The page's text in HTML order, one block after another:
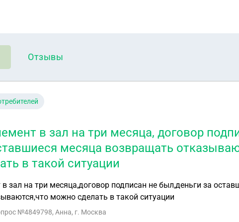
Отзывы
в зал на три месяца, договор
месяца возвращать
в такой ситуации
зал на три месяца,договор подписан не был,деньги за
можно сделать в такой ситуации
№4849798, Анна, г. Москва